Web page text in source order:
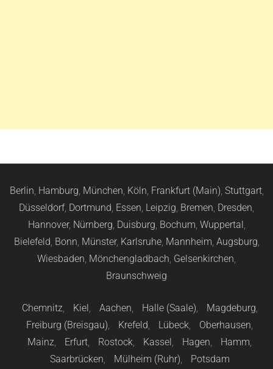
Berlin, Hamburg, München, Köln, Frankfurt (Main), Stuttgart,
Düsseldorf, Dortmund, Essen, Leipzig, Bremen, Dresden,
Hannover, Nürnberg, Duisburg, Bochum, Wuppertal,
Bielefeld, Bonn, Münster, Karlsruhe, Mannheim, Augsburg,
Wiesbaden, Mönchengladbach, Gelsenkirchen,
Braunschweig
Chemnitz, Kiel, Aachen, Halle (Saale), Magdeburg,
Freiburg (Breisgau), Krefeld, Lübeck, Oberhausen,
Mainz, Erfurt, Rostock, Kassel, Hagen, Hamm,
Saarbrücken, Mülheim (Ruhr), Potsdam